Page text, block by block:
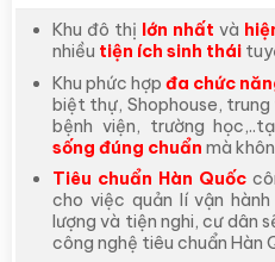
Khu đô thị lớn nhất và
nhiều tiện ích sinh thái
Khu phức hợp đa chức
biệt thự, Shophouse,
bệnh viện, trường
sống đúng chuẩn mà
Tiêu chuẩn Hàn Quốc
cho việc quản lí vận
lượng và tiện nghi, cư dân
công nghệ tiêu chuẩn Hàn